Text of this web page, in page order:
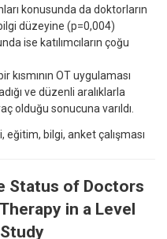
konusunda da doktorların
düzeyine (p=0,004)
ise katılımcıların çoğu
kısmının OT uygulaması
ve düzenli aralıklarla
olduğu sonucuna varıldı.
eğitim, bilgi, anket çalışması
Status of Doctors
in a Level